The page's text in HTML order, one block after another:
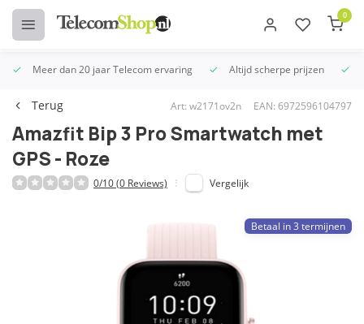
0
Meer dan 20 jaar Telecom ervaring Altijd scherpe prijzen
Terug Art: w2171ov2n EAN: 6972596104797
Amazfit Bip 3 Pro Smartwatch met
GPS - Roze
0/10 (0 Reviews) Vergelijk
Betaal in 3 termijnen